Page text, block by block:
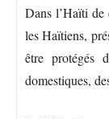
Dans l’Haïti de
les Haïtiens,
être protégés
domestiques,